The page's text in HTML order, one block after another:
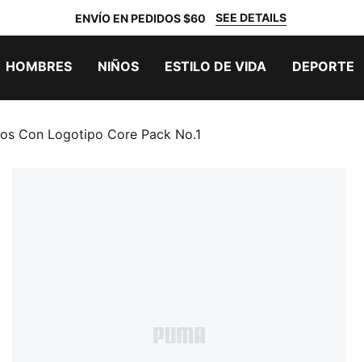
ENVÍO EN PEDIDOS $60 SEE DETAILS
HOMBRES NIÑOS ESTILO DE VIDA DEPORTE
Con Logotipo Core Pack No.1